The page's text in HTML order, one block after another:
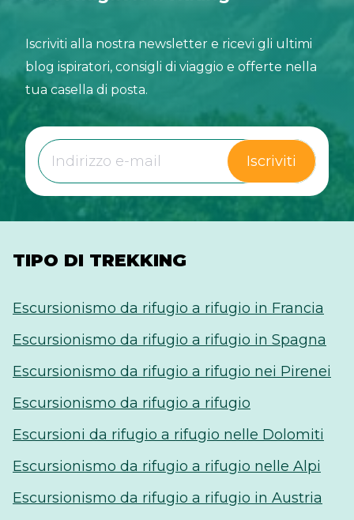
Iscriviti alla nostra newsletter e ricevi gli ultimi
blog ispiratori, consigli di viaggio e offerte nella
tua casella di posta.
Iscriviti
TIPO DI TREKKING
Escursionismo da rifugio a rifugio in Francia
Escursionismo da rifugio a rifugio in Spagna
Escursionismo da rifugio a rifugio nei Pirenei
Escursionismo da rifugio a rifugio
Escursioni da rifugio a rifugio nelle Dolomiti
Escursionismo da rifugio a rifugio nelle Alpi
Escursionismo da rifugio a rifugio in Austria